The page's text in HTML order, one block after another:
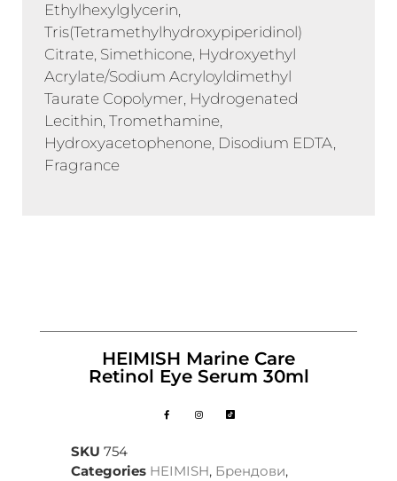
Ethylhexylglycerin,
Tris(Tetramethylhydroxypiperidinol)
Citrate, Simethicone, Hydroxyethyl
Acrylate/Sodium Acryloyldimethyl
Taurate Copolymer, Hydrogenated
Lecithin, Tromethamine,
Hydroxyacetophenone, Disodium EDTA,
Fragrance
HEIMISH Marine Care
Retinol Eye Serum 30ml
SKU 754
Categories HEIMISH, Брендови,